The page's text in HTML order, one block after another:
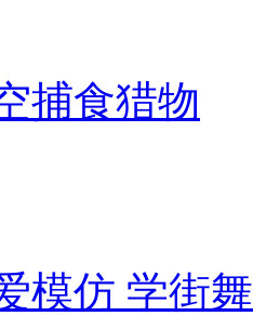
捕食猎物
模仿 学街